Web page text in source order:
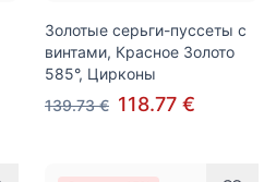
Золотые серьги-пуссеты с
винтами, Красное Золото
585°, Цирконы
139.73 € 118.77 €